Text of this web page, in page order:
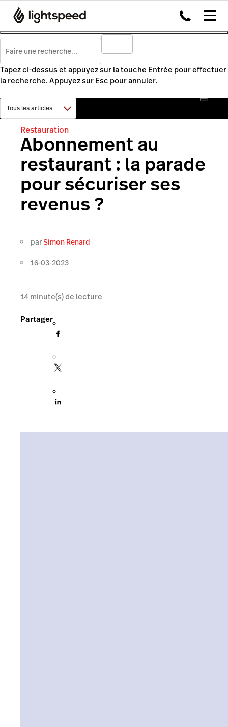
Tapez ci-dessus et appuyez sur la touche Entrée pour effectuer
la recherche. Appuyez sur Esc pour annuler.
Restauration
Abonnement au
restaurant : la parade
pour sécuriser ses
revenus ?
parSimon Renard
16-03-2023
14minute(s) de lecture
Partager